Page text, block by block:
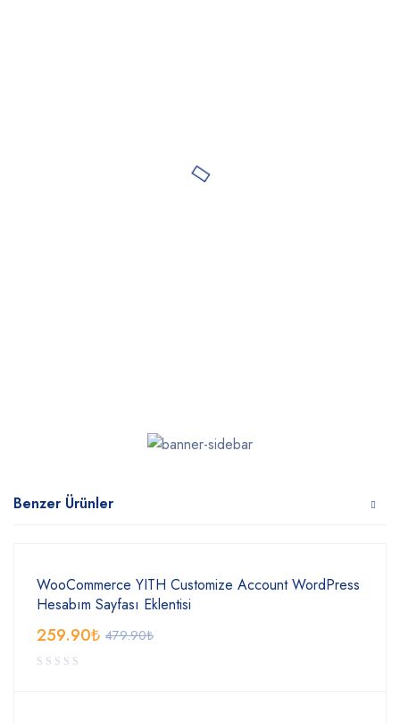
Benzer Ürünler
WooCommerce YITH Customize Account WordPress
Hesabım Sayfası Eklentisi
479.90₺
259.90₺